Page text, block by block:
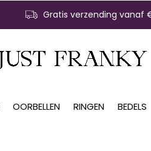
OORBELLEN RINGEN BEDELS
Gratis verzending vanaf